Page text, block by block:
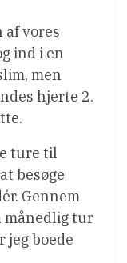
af vores
ind i en
men
hjerte 2.
ture til
besøge
Gennem
månedlig tur
jeg boede